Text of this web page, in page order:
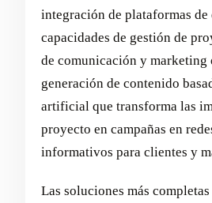
integración de plataformas
capacidades de gestión de
de comunicación y marketing
generación de contenido
artificial que transforma las
proyecto en campañas en
informativos para clientes y
Las soluciones más